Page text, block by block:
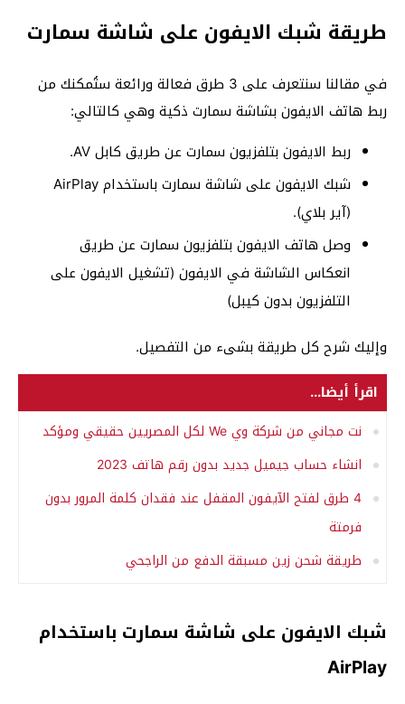
طريقة شبك الايفون على شاشة سمارت
في مقالنا سنتعرف على 3 طرق فعالة ورائعة ستُمكنك من
ربط هاتف الايفون بشاشة سمارت ذكية وهي كالتالي:
ربط الايفون بتلفزيون سمارت عن طريق كابل AV.
شبك الايفون على شاشة سمارت باستخدام AirPlay
(آير بلاي).
وصل هاتف الايفون بتلفزيون سمارت عن طريق
انعكاس الشاشة في الايفون (تشغيل الايفون على
التلفزيون بدون كيبل)
وإليك شرح كل طريقة بشىء من التفصيل.
اقرأ أيضا...
نت مجاني من شركة وي We لكل المصريين حقيقي ومؤكد
انشاء حساب جيميل جديد بدون رقم هاتف 2023
4 طرق لفتح الآيفون المقفل عند فقدان كلمة المرور بدون
فرمتة
طريقة شحن زين مسبقة الدفع من الراجحي
شبك الايفون على شاشة سمارت باستخدام
AirPlay